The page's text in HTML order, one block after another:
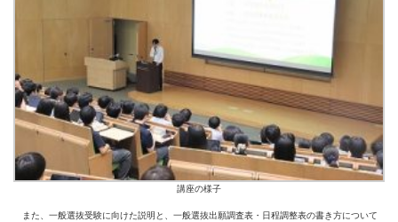
講座の様子
また、一般選抜受験に向けた説明と、一般選抜出願調査表・日程調整表の書き方について